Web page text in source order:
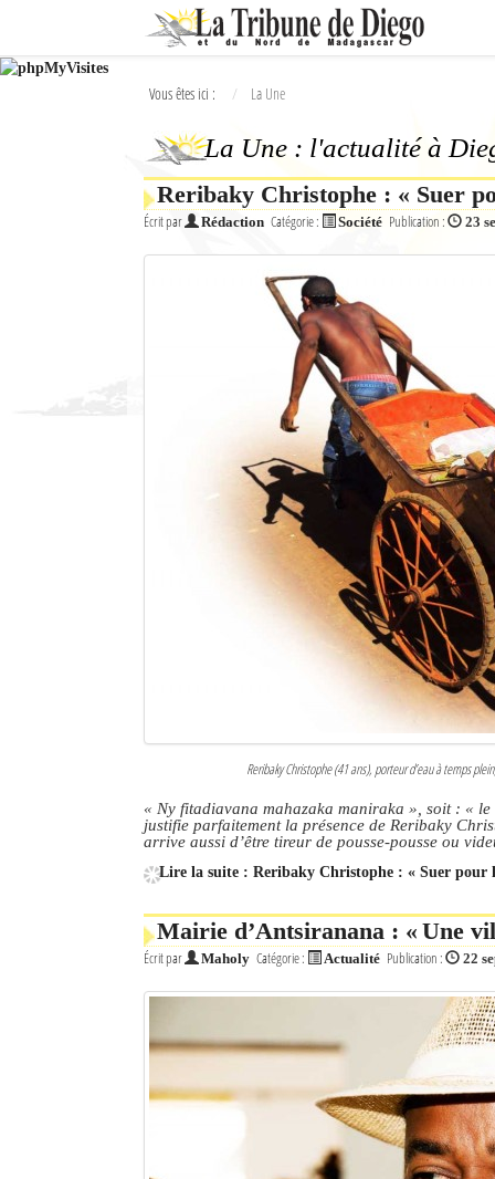
Ok
L'actualité à Diego Suarez
L'actualité du tourisme
Diego Suarez Pratique
Vous êtes ici : La Une
La Une : l'actualité à
Reribaky Christophe : « Suer
Écrit par Rédaction Catégorie : Société Publication : 23
Reribaky Christophe (41 ans), porteur d’eau à temps
« Ny fitadiavana mahazaka maniraka », soit : «
justifie parfaitement la présence de Reribaky
arrive aussi d’être tireur de pousse-pousse ou
Lire la suite : Reribaky Christophe : « Suer pour
Mairie d’Antsiranana : « Une
Écrit par Maholy Catégorie : Actualité Publication : 22